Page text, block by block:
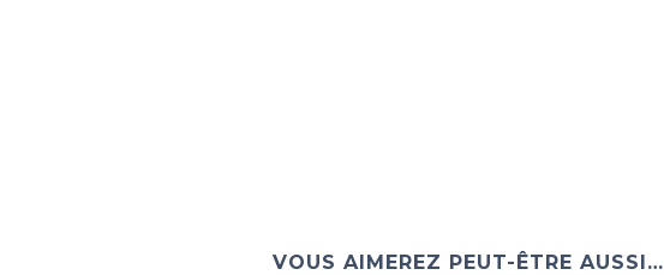
VOUS AIMEREZ PEUT-ÊTRE AUSSI…